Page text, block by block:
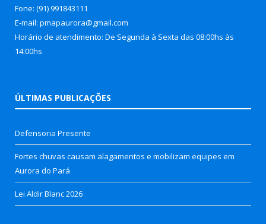
Fone: (91) 991843111
E-mail: pmapaurora@gmail.com
Horário de atendimento: De Segunda à Sexta das 08:00hs às
14:00hs
ÚLTIMAS PUBLICAÇÕES
Defensoria Presente
Fortes chuvas causam alagamentos e mobilizam equipes em
Aurora do Pará
Lei Aldir Blanc 2026